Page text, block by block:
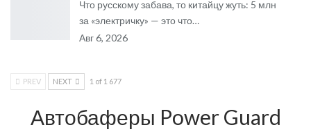
Что русскому забава, то китайцу жуть: 5 млн
за «электричку» — это что…
Авг 6, 2026
PREV NEXT 1 of 1 677
Автобаферы Power Guard